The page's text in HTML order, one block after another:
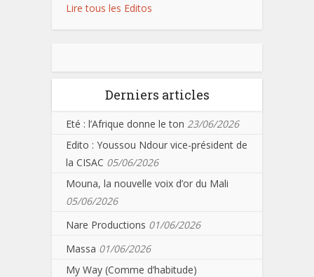
Lire tous les Editos
Derniers articles
Eté : l’Afrique donne le ton 23/06/2026
Edito : Youssou Ndour vice-président de
la CISAC 05/06/2026
Mouna, la nouvelle voix d’or du Mali
05/06/2026
Nare Productions 01/06/2026
Massa 01/06/2026
My Way (Comme d’habitude)